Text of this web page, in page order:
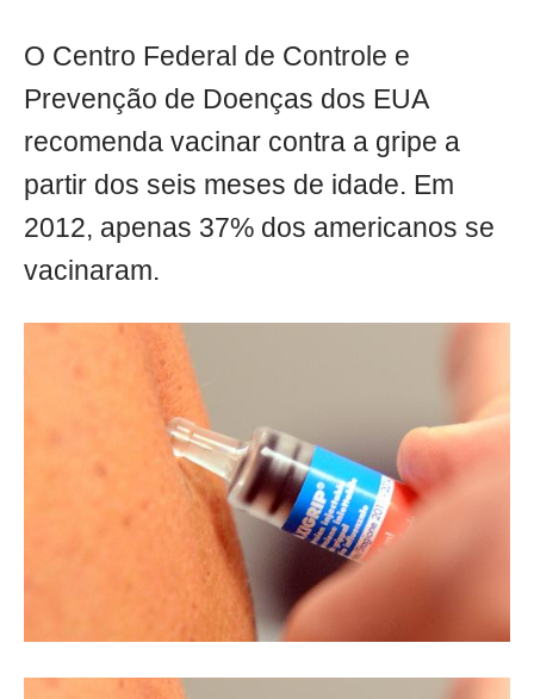
O Centro Federal de Controle e
Prevenção de Doenças dos EUA
recomenda vacinar contra a gripe a
partir dos seis meses de idade. Em
2012, apenas 37% dos americanos se
vacinaram.